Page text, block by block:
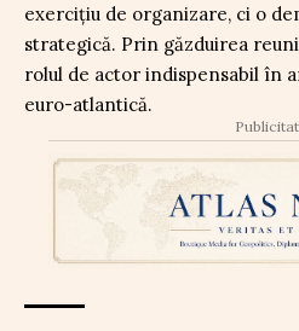
exercițiu de organizare, ci o
strategică. Prin găzduirea
rolul de actor indispensabil în
euro-atlantică.